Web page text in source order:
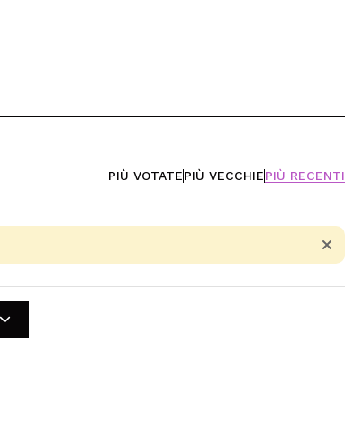
PIÙ VOTATEPIÙ VECCHIEPIÙ RECENTI